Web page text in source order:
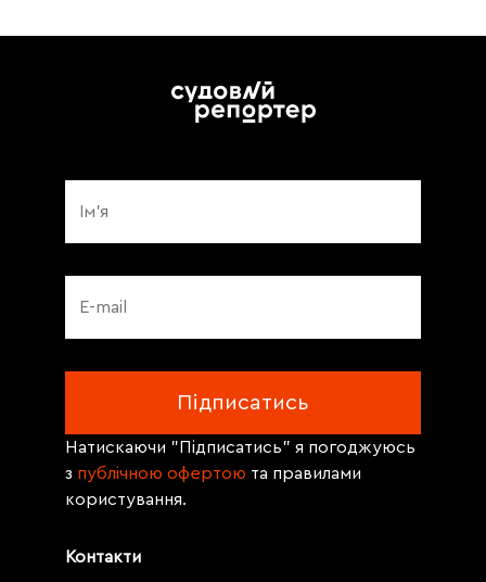
Контакти
Натискаючи "Підписатись" я погоджуюсь
з публічною офертою та правилами
користування.